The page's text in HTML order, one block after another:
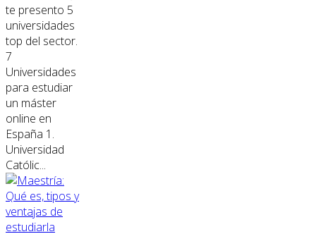
te presento 5
universidades
top del sector.
7
Universidades
para estudiar
un máster
online en
España 1.
Universidad
Católic...